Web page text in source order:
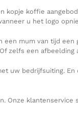
koffie
u het logo
mum van tijd
zelfs een afbeelding
uw bedrijfsuiting.
Onze